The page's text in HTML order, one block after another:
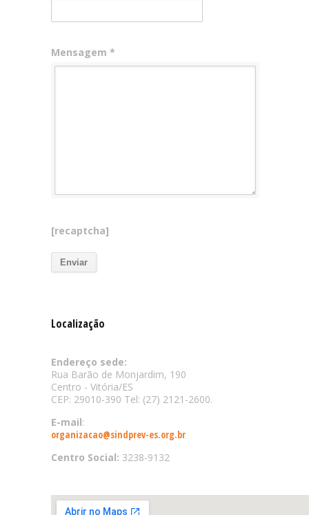
Mensagem *
[recaptcha]
Localização
Endereço sede:
Rua Barão de Monjardim, 190
Centro - Vitória/ES
CEP: 29010-390 Tel: (27) 2121-2600.
E-mail:
organizacao@sindprev-es.org.br
Centro Social: 3238-9132